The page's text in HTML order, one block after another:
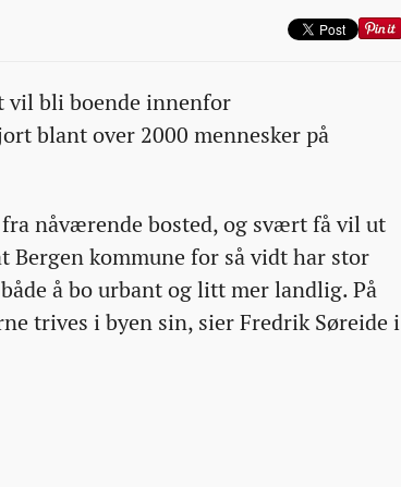
vil bli boende innenfor
blant over 2000 mennesker på
nåværende bosted, og svært få vil ut
Bergen kommune for så vidt har stor
å bo urbant og litt mer landlig. På
trives i byen sin, sier Fredrik Søreide i